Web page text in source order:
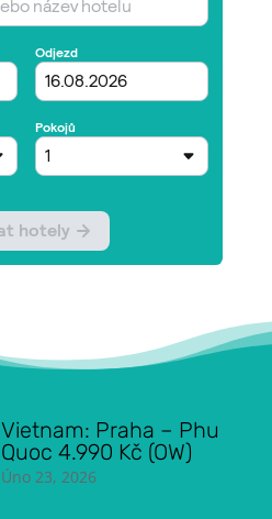
Vietnam: Praha – Phu
Quoc 4.990 Kč (OW)
Úno 23, 2026